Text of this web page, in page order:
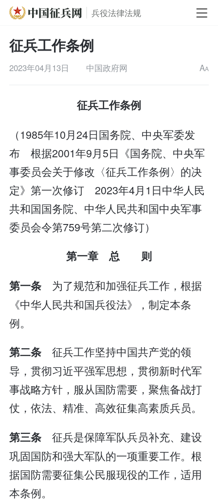
兵役法律法规
征兵工作条例
2023年04月13日 中国政府网 AA
征兵工作条例
（1985年10月24日国务院、中央军委发
布 根据2001年9月5日《国务院、中央军
事委员会关于修改〈征兵工作条例〉的决
定》第一次修订 2023年4月1日中华人民
共和国国务院、中华人民共和国中央军事
委员会令第759号第二次修订）
第一章 总 则
第一条 为了规范和加强征兵工作，根据
《中华人民共和国兵役法》，制定本条
例。
第二条 征兵工作坚持中国共产党的领
导，贯彻习近平强军思想，贯彻新时代军
事战略方针，服从国防需要，聚焦备战打
仗，依法、精准、高效征集高素质兵员。
第三条 征兵是保障军队兵员补充、建设
巩固国防和强大军队的一项重要工作。根
据国防需要征集公民服现役的工作，适用
本条例。